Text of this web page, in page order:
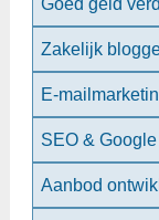
Goed geld
Zakelijk
E-
SEO & Google
Aanbod